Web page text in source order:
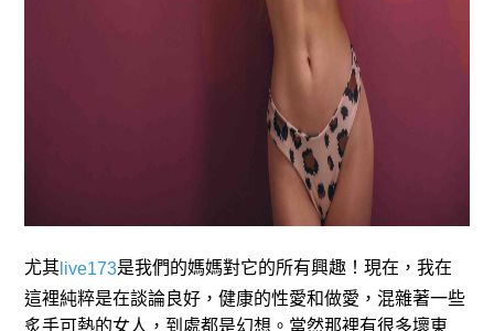
尤其 live173是我們的媽媽對它的所有興趣！現在，我在
這裡純粹是在談論良好，健康的性愛和做愛，混雜著一些
炙手可熱的女人，到處都是幻想。當然那裡有很多壞東